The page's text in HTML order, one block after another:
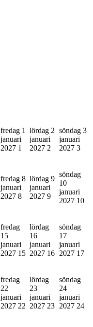
fredag 1
januari
2027 1
lördag 2
januari
2027 2
söndag 3
januari
2027 3
fredag 8
januari
2027 8
lördag 9
januari
2027 9
söndag
10
januari
2027 10
fredag
15
januari
2027 15
lördag
16
januari
2027 16
söndag
17
januari
2027 17
fredag
22
januari
2027 22
lördag
23
januari
2027 23
söndag
24
januari
2027 24